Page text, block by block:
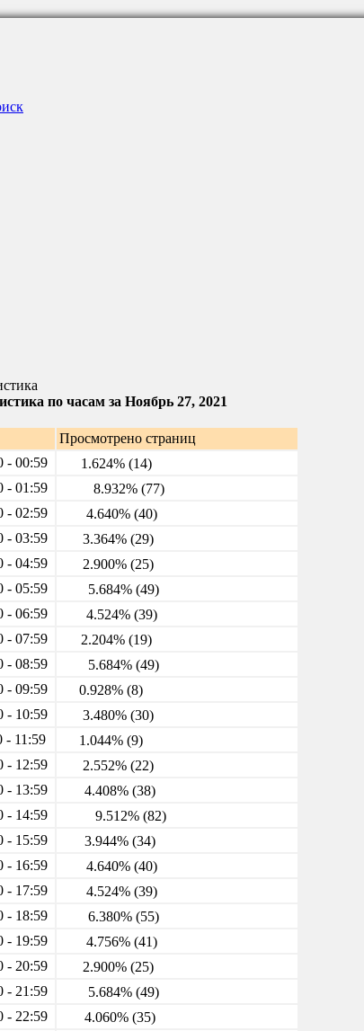
по часам за Ноябрь 27, 2021
Просмотрено страниц
- 00:59
1.624% (14)
- 01:59
8.932% (77)
- 02:59
4.640% (40)
- 03:59
3.364% (29)
- 04:59
2.900% (25)
- 05:59
5.684% (49)
- 06:59
4.524% (39)
- 07:59
2.204% (19)
- 08:59
5.684% (49)
- 09:59
0.928% (8)
- 10:59
3.480% (30)
- 11:59
1.044% (9)
- 12:59
2.552% (22)
- 13:59
4.408% (38)
- 14:59
9.512% (82)
- 15:59
3.944% (34)
- 16:59
4.640% (40)
- 17:59
4.524% (39)
- 18:59
6.380% (55)
- 19:59
4.756% (41)
- 20:59
2.900% (25)
- 21:59
5.684% (49)
- 22:59
4.060% (35)